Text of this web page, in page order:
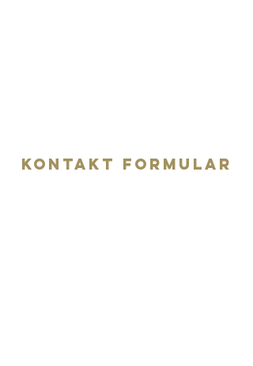
KONTAKT FORMULAR